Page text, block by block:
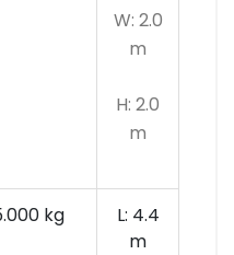
W: 2.0
m
H: 2.0
m
kg
L: 4.4
m